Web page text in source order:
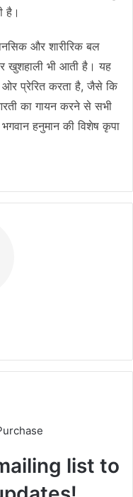
है।
और शारीरिक बल
खुशहाली भी आती है। यह
ओर प्रेरित करता है, जैसे कि
का गायन करने से सभी
हनुमान की विशेष कृपा
list to